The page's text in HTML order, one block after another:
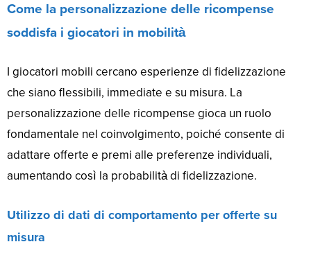
Come la personalizzazione delle ricompense
soddisfa i giocatori in mobilità
I giocatori mobili cercano esperienze di fidelizzazione
che siano flessibili, immediate e su misura. La
personalizzazione delle ricompense gioca un ruolo
fondamentale nel coinvolgimento, poiché consente di
adattare offerte e premi alle preferenze individuali,
aumentando così la probabilità di fidelizzazione.
Utilizzo di dati di comportamento per offerte su
misura